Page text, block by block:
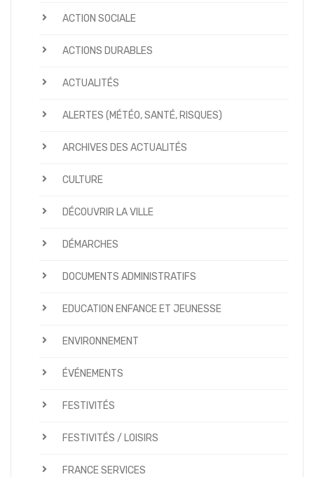
ACTION SOCIALE
ACTIONS DURABLES
ACTUALITÉS
ALERTES (MÉTÉO, SANTÉ, RISQUES)
ARCHIVES DES ACTUALITÉS
CULTURE
DÉCOUVRIR LA VILLE
DÉMARCHES
DOCUMENTS ADMINISTRATIFS
EDUCATION ENFANCE ET JEUNESSE
ENVIRONNEMENT
ÉVÉNEMENTS
FESTIVITÉS
FESTIVITÉS / LOISIRS
FRANCE SERVICES